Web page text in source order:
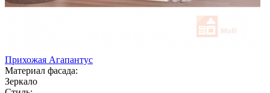
Прихожая Агапантус
Материал фасада:
Зеркало